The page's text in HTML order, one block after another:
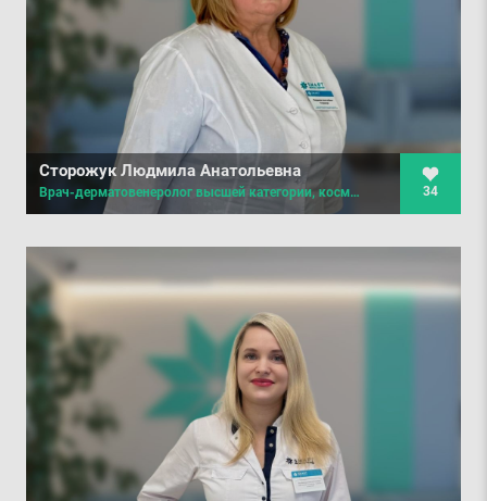
34
Сторожук Людмила Анатольевна
Врач-дерматовенеролог высшей категории, косметолог, трихолог